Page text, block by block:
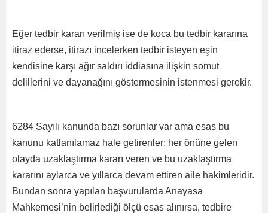
Eğer tedbir kararı verilmiş ise de koca bu tedbir kararına
itiraz ederse, itirazı incelerken tedbir isteyen eşin
kendisine karşı ağır saldırı iddiasına ilişkin somut
delillerini ve dayanağını göstermesinin istenmesi gerekir.
6284 Sayılı kanunda bazı sorunlar var ama esas bu
kanunu katlanılamaz hale getirenler; her önüne gelen
olayda uzaklaştırma kararı veren ve bu uzaklaştırma
kararını aylarca ve yıllarca devam ettiren aile hakimleridir.
Bundan sonra yapılan başvurularda Anayasa
Mahkemesi’nin belirlediği ölçü esas alınırsa, tedbire